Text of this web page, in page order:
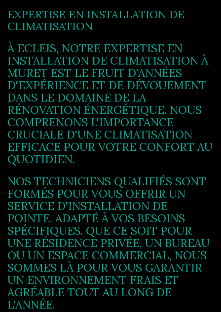
EXPERTISE EN INSTALLATION DE
CLIMATISATION
À ECLEIS, NOTRE EXPERTISE EN
INSTALLATION DE CLIMATISATION À
MURET EST LE FRUIT D'ANNÉES
D'EXPÉRIENCE ET DE DÉVOUEMENT
DANS LE DOMAINE DE LA
RÉNOVATION ÉNERGÉTIQUE. NOUS
COMPRENONS L'IMPORTANCE
CRUCIALE D'UNE CLIMATISATION
EFFICACE POUR VOTRE CONFORT AU
QUOTIDIEN.
NOS TECHNICIENS QUALIFIÉS SONT
FORMÉS POUR VOUS OFFRIR UN
SERVICE D'INSTALLATION DE
POINTE, ADAPTÉ À VOS BESOINS
SPÉCIFIQUES. QUE CE SOIT POUR
UNE RÉSIDENCE PRIVÉE, UN BUREAU
OU UN ESPACE COMMERCIAL, NOUS
SOMMES LÀ POUR VOUS GARANTIR
UN ENVIRONNEMENT FRAIS ET
AGRÉABLE TOUT AU LONG DE
L'ANNÉE.